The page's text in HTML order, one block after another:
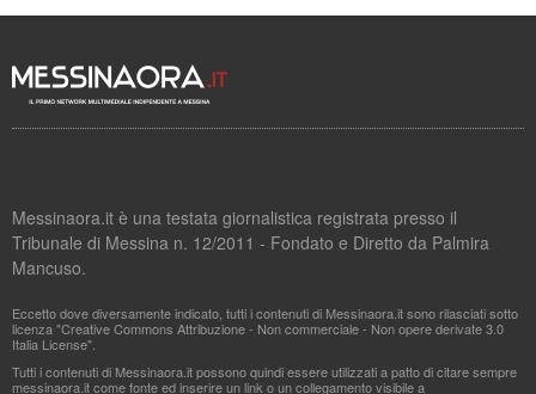
Messinaora.it è una testata giornalistica registrata presso il
Tribunale di Messina n. 12/2011 - Fondato e Diretto da Palmira
Mancuso.
Eccetto dove diversamente indicato, tutti i contenuti di Messinaora.it sono rilasciati sotto
licenza "Creative Commons Attribuzione - Non commerciale - Non opere derivate 3.0
Italia License".
Tutti i contenuti di Messinaora.it possono quindi essere utilizzati a patto di citare sempre
messinaora.it come fonte ed inserire un link o un collegamento visibile a